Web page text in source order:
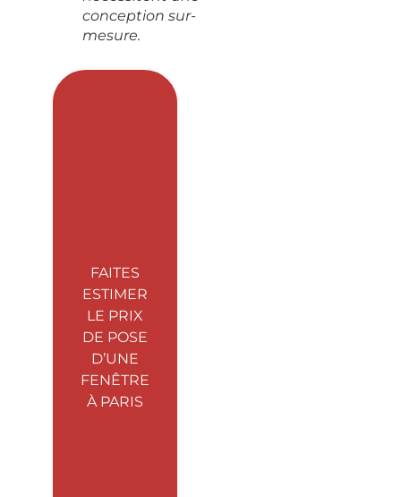
conception sur-
mesure.
FAITES
ESTIMER
LE PRIX
DE POSE
D’UNE
FENÊTRE
À PARIS